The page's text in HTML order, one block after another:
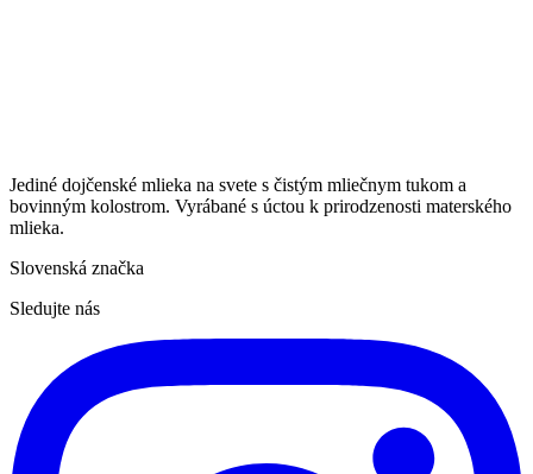
Jediné dojčenské mlieka na svete s čistým mliečnym tukom a
bovinným kolostrom. Vyrábané s úctou k prirodzenosti materského
mlieka.
Slovenská značka
Sledujte nás